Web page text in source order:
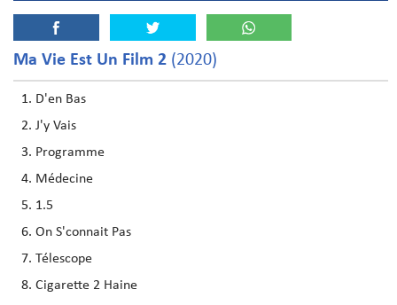
Ma Vie Est Un Film 2 (2020)
D'en Bas
J'y Vais
Programme
Médecine
1.5
On S'connait Pas
Télescope
Cigarette 2 Haine